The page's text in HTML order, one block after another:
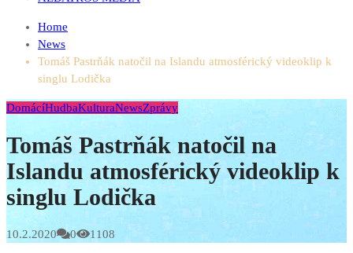
Home
News
Tomáš Pastrňák natočil na Islandu atmosférický videoklip k
singlu Lodička
DomácíHudbaKulturaNewsZprávy
Tomáš Pastrňák natočil na
Islandu atmosférický videoklip k
singlu Lodička
10.2.2020 0 1108